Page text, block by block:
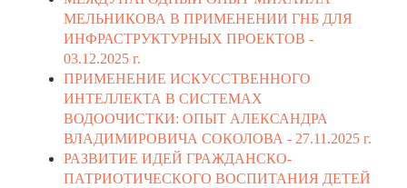
МЕЛЬНИКОВА В ПРИМЕНЕНИИ ГНБ ДЛЯ
ИНФРАСТРУКТУРНЫХ ПРОЕКТОВ -
03.12.2025 г.
ПРИМЕНЕНИЕ ИСКУССТВЕННОГО
ИНТЕЛЛЕКТА В СИСТЕМАХ
ВОДООЧИСТКИ: ОПЫТ АЛЕКСАНДРА
ВЛАДИМИРОВИЧА СОКОЛОВА - 27.11.2025 г.
РАЗВИТИЕ ИДЕЙ ГРАЖДАНСКО-
ПАТРИОТИЧЕСКОГО ВОСПИТАНИЯ ДЕТЕЙ